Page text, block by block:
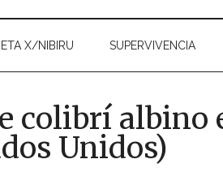
X/NIBIRU SUPERVIVENCIA
colibrí albino
Unidos)